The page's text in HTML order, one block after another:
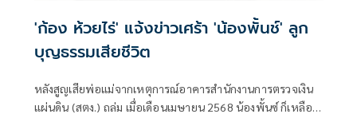
'ก้อง ห้วยไร่' แจ้งข่าวเศร้า 'น้องพั้นช์' ลูก
บุญธรรมเสียชีวิต
หลังสูญเสียพ่อแม่จากเหตุการณ์อาคารสำนักงานการตรวจเงิน
แผ่นดิน (สตง.) ถล่ม เมื่อเดือนเมษายน 2568 น้องพั้นซ์ ก็เหลือ